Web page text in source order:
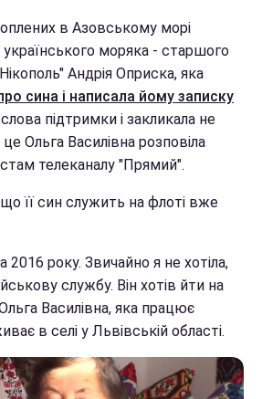
в Азовському морі
моряка - старшого
Андрія Оприска, яка
сина і написала йому записку
підтримки і закликала не
Ольга Василівна розповіла
телеканалу "Прямий".
її син служить на флоті вже
року. Звичайно я не хотіла,
службу. Він хотів йти на
Василівна, яка працює
в селі у Львівській області.